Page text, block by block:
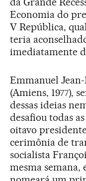
Economia do
V República,
teria
imediatamente
Emmanuel
(Amiens, 1977),
dessas ideias
desafiou todas
oitavo
cerimônia de
socialista
mesma semana,